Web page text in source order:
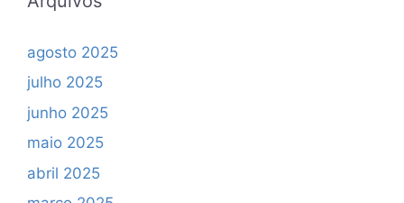
agosto 2025
julho 2025
junho 2025
maio 2025
abril 2025